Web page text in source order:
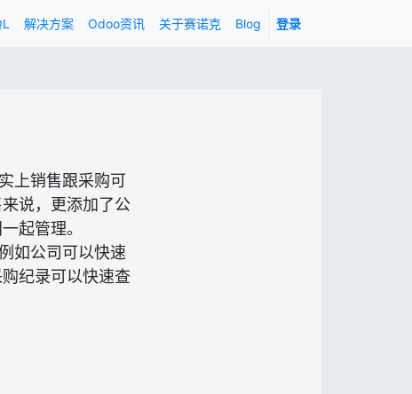
解决方案 Odoo资讯 关于赛诺克 Blog 登录
上销售跟采购可
说，更添加了公
起管理。
如公司可以快速
纪录可以快速查